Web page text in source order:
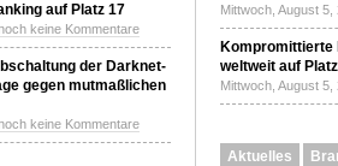
auf Platz 17
keine Kommentare
der Darknet-
gegen mutmaßlichen
keine Kommentare
Mittwoch, August
Kompromittierte
weltweit auf
Mittwoch, August
Aktuelles